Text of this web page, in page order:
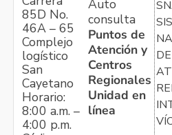
85D No.
46A – 65
Complejo
logístico
San
Cayetano
Horario:
8:00 a.m. –
4:00 p.m.
Auto
consulta
Puntos de
Atención y
Centros
Regionales
Unidad en
línea
DE